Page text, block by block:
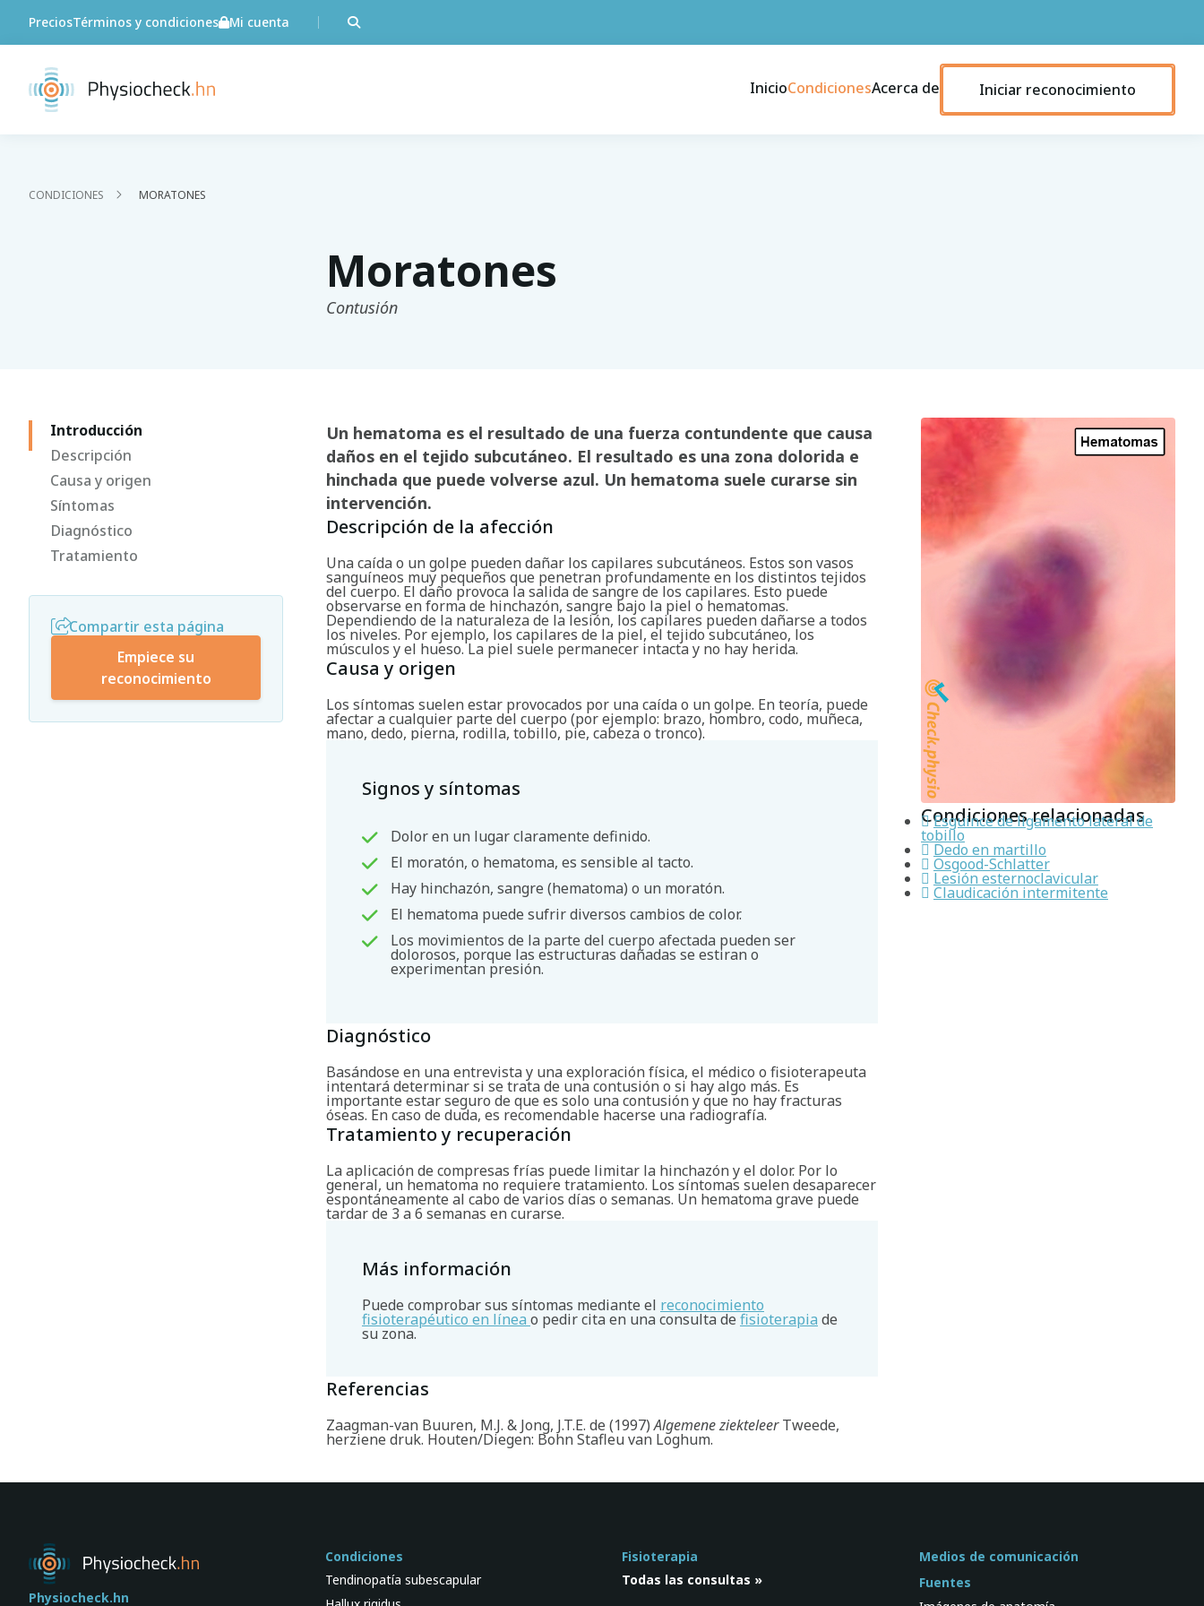
Buscar
PreciosTérminos y condiciones Mi cuenta
InicioCondicionesAcerca de Iniciar reconocimiento
CONDICIONES MORATONES
Moratones
Contusión
Introducción
Descripción
Causa y origen
Síntomas
Diagnóstico
Tratamiento
Compartir esta página
Empiece su
reconocimiento
Un hematoma es el resultado de una fuerza contundente que causa
daños en el tejido subcutáneo. El resultado es una zona dolorida e
hinchada que puede volverse azul. Un hematoma suele curarse sin
intervención.
Descripción de la afección
Una caída o un golpe pueden dañar los capilares subcutáneos. Estos son vasos
sanguíneos muy pequeños que penetran profundamente en los distintos tejidos
del cuerpo. El daño provoca la salida de sangre de los capilares. Esto puede
observarse en forma de hinchazón, sangre bajo la piel o hematomas.
Dependiendo de la naturaleza de la lesión, los capilares pueden dañarse a todos
los niveles. Por ejemplo, los capilares de la piel, el tejido subcutáneo, los
músculos y el hueso. La piel suele permanecer intacta y no hay herida.
Causa y origen
Los síntomas suelen estar provocados por una caída o un golpe. En teoría, puede
afectar a cualquier parte del cuerpo (por ejemplo: brazo, hombro, codo, muñeca,
mano, dedo, pierna, rodilla, tobillo, pie, cabeza o tronco).
Signos y síntomas
Dolor en un lugar claramente definido.
El moratón, o hematoma, es sensible al tacto.
Hay hinchazón, sangre (hematoma) o un moratón.
El hematoma puede sufrir diversos cambios de color.
Los movimientos de la parte del cuerpo afectada pueden ser
dolorosos, porque las estructuras dañadas se estiran o
experimentan presión.
Diagnóstico
Basándose en una entrevista y una exploración física, el médico o fisioterapeuta
intentará determinar si se trata de una contusión o si hay algo más. Es
importante estar seguro de que es solo una contusión y que no hay fracturas
óseas. En caso de duda, es recomendable hacerse una radiografía.
Tratamiento y recuperación
La aplicación de compresas frías puede limitar la hinchazón y el dolor. Por lo
general, un hematoma no requiere tratamiento. Los síntomas suelen desaparecer
espontáneamente al cabo de varios días o semanas. Un hematoma grave puede
tardar de 3 a 6 semanas en curarse.
Más información
Puede comprobar sus síntomas mediante el reconocimiento
fisioterapéutico en línea o pedir cita en una consulta de fisioterapia de
su zona.
Referencias
Zaagman-van Buuren, M.J. & Jong, J.T.E. de (1997)Algemene ziekteleerTweede,
herziene druk. Houten/Diegen: Bohn Stafleu van Loghum.
Condiciones relacionadas
Esguince de ligamento lateral de
tobillo
Dedo en martillo
Osgood-Schlatter
Lesión esternoclavicular
Claudicación intermitente
Physiocheck.hn
Condiciones
Tendinopatía subescapular
Fisioterapia
Todas las consultas »
Medios de comunicación
Fuentes